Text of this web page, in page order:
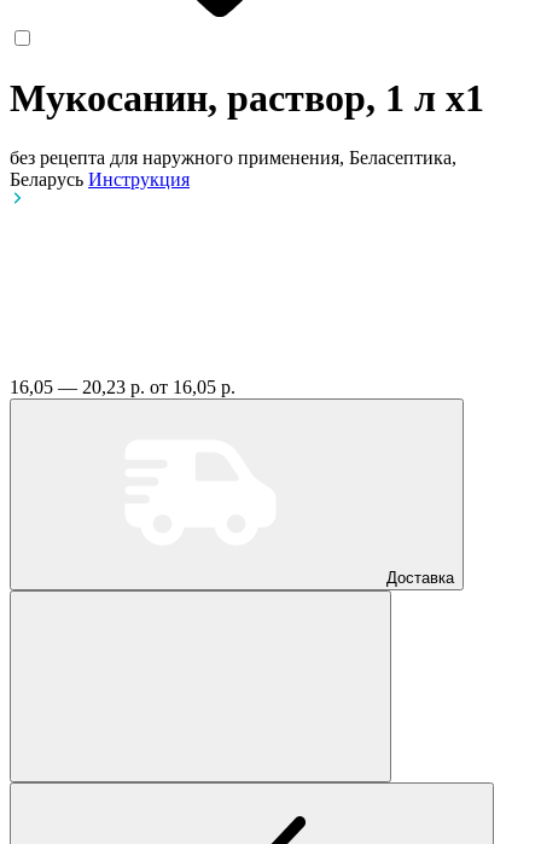
Мукосанин, раствор, 1 л x1
без рецепта для наружного применения, Беласептика,
Беларусь Инструкция
16,05 — 20,23 р. от 16,05 р.
Доставка